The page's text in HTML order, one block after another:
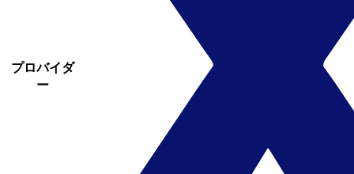
プロバイダ
ー